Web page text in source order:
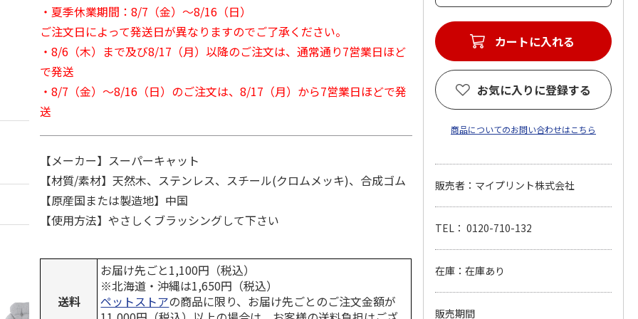
・夏季休業期間：8/7（金）～8/16（日）
ご注文日によって発送日が異なりますのでご了承ください。
・8/6（木）まで及び8/17（月）以降のご注文は、通常通り7営業日ほど
で発送
・8/7（金）～8/16（日）のご注文は、8/17（月）から7営業日ほどで発
送
【メーカー】スーパーキャット
【材質/素材】天然木、ステンレス、スチール(クロムメッキ)、合成ゴム
【原産国または製造地】中国
【使用方法】やさしくブラッシングして下さい
送料
お届け先ごと1,100円（税込）
※北海道・沖縄は1,650円（税込）
ペットストアの商品に限り、お届け先ごとのご注文金額が
カートに入れる
お気に入りに登録する
商品についてのお問い合わせはこちら
販売者：マイプリント株式会社
TEL： 0120-710-132
在庫：在庫あり
販売期間